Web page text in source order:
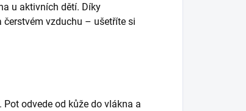
u aktivních dětí. Díky
vzduchu – ušetříte si
odvede od kůže do vlákna a